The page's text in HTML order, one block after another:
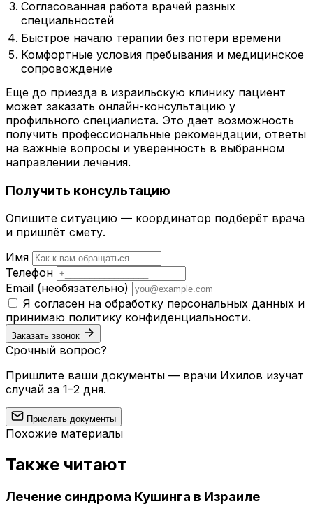
Согласованная работа врачей разных
специальностей
Быстрое начало терапии без потери времени
Комфортные условия пребывания и медицинское
сопровождение
Еще до приезда в израильскую клинику пациент
может заказать онлайн-консультацию у
профильного специалиста. Это дает возможность
получить профессиональные рекомендации, ответы
на важные вопросы и уверенность в выбранном
направлении лечения.
Получить консультацию
Опишите ситуацию — координатор подберёт врача
и пришлёт смету.
Имя
Телефон
Email (необязательно)
Я согласен на обработку персональных данных и
принимаю политику конфиденциальности.
Заказать звонок
Срочный вопрос?
Пришлите ваши документы — врачи Ихилов изучат
случай за 1–2 дня.
Прислать документы
Похожие материалы
Также читают
Лечение синдрома Кушинга в Израиле